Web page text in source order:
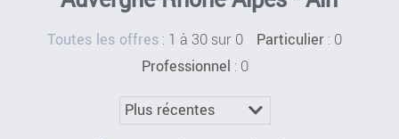
Toutes les offres : 1 à 30 sur 0 Particulier : 0
Professionnel : 0